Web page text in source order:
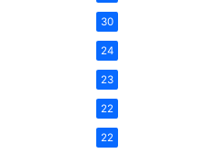
30
24
23
22
22